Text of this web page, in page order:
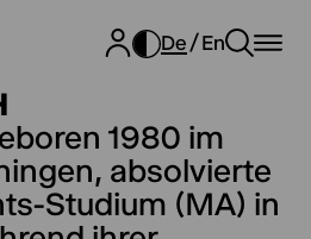
De En
1980 im
absolvierte
Studium (MA) in